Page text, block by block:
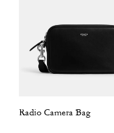
Radio Camera Bag